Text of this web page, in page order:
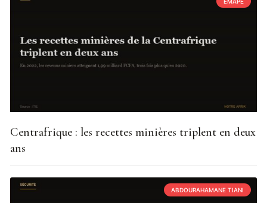
Centrafrique : les recettes minières triplent en deux
ans
ABDOURAHAMANE TIANI